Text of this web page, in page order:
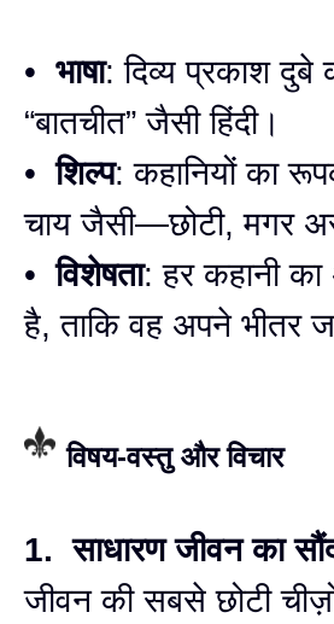
• भाषा: दिव्य प्रकाश
“बातचीत” जैसी हिंदी।
•शिल्प: कहानियों का
चाय जैसी—छोटी, मगर
•विशेषता: हर कहानी का
है, ताकि वह अपने भीतर
विषय-वस्तु और विचार
1. साधारण जीवन का
जीवन की सबसे छोटी